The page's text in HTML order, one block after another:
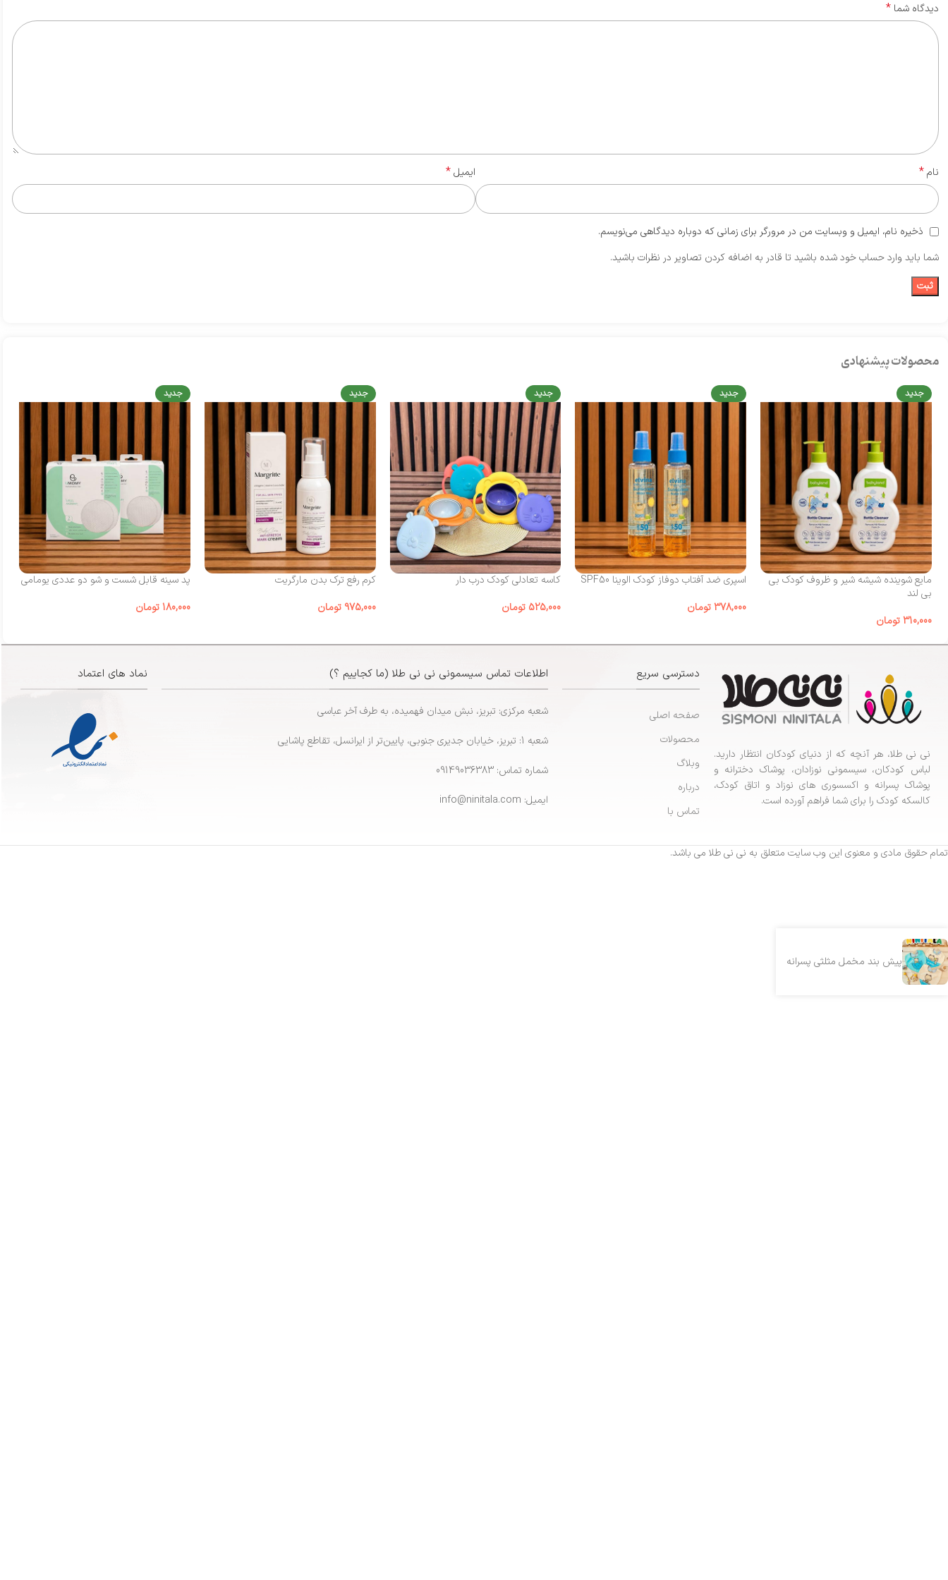
دیدگاه شما *
نام* ایمیل*
ذخیره نام، ایمیل و وبسایت من در مرورگر برای زمانی که دوباره دیدگاهی می‌نویسم.
شما باید وارد حساب خود شده باشید تا قادر به اضافه کردن تصاویر در نظرات باشید.
محصولات پیشنهادی
جدید
مایع شوینده شیشه شیر و ظروف کودک بی‌
بی لند
310,000تومان
جدید
اسپری ضد آفتاب دوفاز کودک الوینا SPF50
378,000 تومان
جدید
کاسه تعادلی کودک درب‌ دار
525,000 تومان
جدید
کرم رفع ترک بدن مارگریت
975,000 تومان
جدید
پد سینه قابل شست‌ و شو دو عددی یومامی
180,000 تومان
نی نی طلا، هر آنچه که از دنیای کودکان انتظار دارید.
لباس کودکان، سیسمونی نوزادان، پوشاک دخترانه و
پوشاک پسرانه و اکسسوری های نوزاد و اتاق کودک،
کالسکه کودک را برای شما فراهم آورده است.
دسترسی سریع
صفحه اصلی
محصولات
وبلاگ
درباره
تماس با
اطلاعات تماس سیسمونی نی نی طلا (ما کجاییم ؟)
شعبه مرکزی: تبریز، نبش میدان فهمیده، به طرف آخر عباسی
شعبه 1: تبریز، خیابان جدیری جنوبی، پایین‌تر از ایرانسل، تقاطع پاشایی
شماره تماس: 09149036383
ایمیل: info@ninitala.com
نماد های اعتماد
تمام حقوق مادی و معنوی این وب سایت متعلق به نی نی طلا می باشد.
پیش بند مخمل مثلثی پسرانه